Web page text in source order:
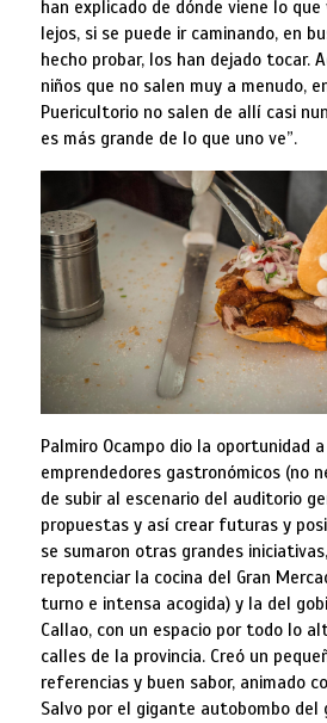
han explicado de dónde viene lo
lejos, si se puede ir caminando, en
hecho probar, los han dejado tocar.
niños que no salen muy a menudo,
Puericultorio no salen de allí casi
es más grande de lo que uno ve”.
Palmiro Ocampo dio la oportunidad
emprendedores gastronómicos (no
de subir al escenario del auditorio
propuestas y así crear futuras y
se sumaron otras grandes
repotenciar la cocina del Gran
turno e intensa acogida) y la del
Callao, con un espacio por todo lo
calles de la provincia. Creó un
referencias y buen sabor, animado
Salvo por el gigante autobombo del